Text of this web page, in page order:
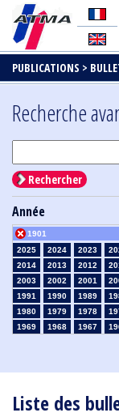
PUBLICATIONS >
Liste des
Recherche
Rechercher
Année
2025 2024 2023
2014
2013 2012
2003
2002 2001
1991
1990 1989
1980
1979 1978
1969
1968 1967
1931
1930 1929
1901